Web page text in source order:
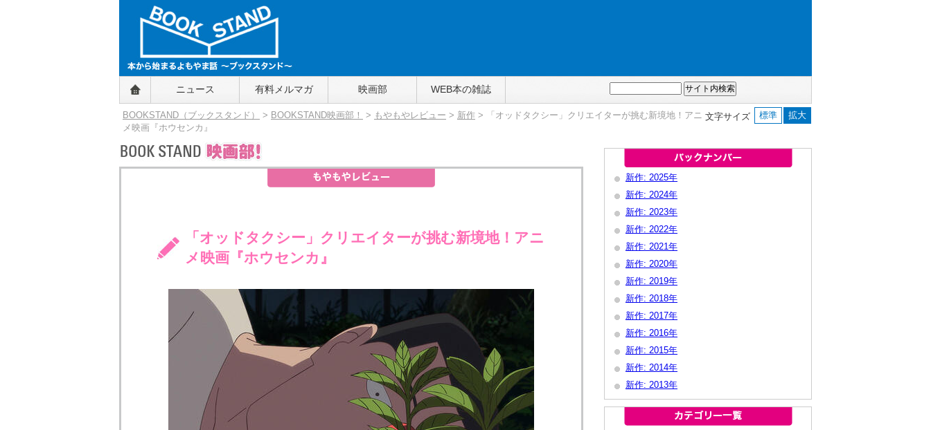
BOOKSTAND（ブックスタンド）
～本から始まるよもやま話～
BOOKSTAND（ブ
ックスタンド）
ニュース 有料メルマガ 映画部 WEB本の雑誌
文字サイズ 標準 拡大
BOOKSTAND（ブックスタンド） > BOOKSTAND映画部！ > もやもやレビュー > 新作 > 「オッドタクシー」クリエイターが挑む新境地！アニ
メ映画『ホウセンカ』
「オッドタクシー」クリエイターが挑む新境地！アニ
メ映画『ホウセンカ』
新作: 2025年
新作: 2024年
新作: 2023年
新作: 2022年
新作: 2021年
新作: 2020年
新作: 2019年
新作: 2018年
新作: 2017年
新作: 2016年
新作: 2015年
新作: 2014年
新作: 2013年